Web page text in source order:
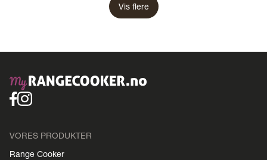
Vis flere
VORES PRODUKTER
Range Cooker